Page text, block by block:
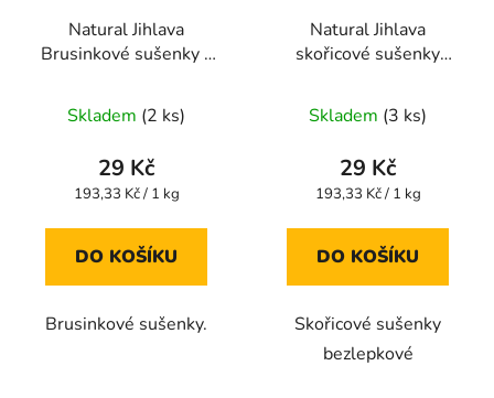
Natural Jihlava
Brusinkové sušenky s
150g
hodnocení
produktu
je
z
Skladem (2 ks)
29 Kč
Měrná
193,33 Kč / 1 kg
DO KOŠÍKU
Brusinkové sušenky.
Natural Jihlava
skořicové sušenky
hodnocení
produktu
je
z
Skladem (3 ks)
29 Kč
Měrná
193,33 Kč / 1 kg
DO KOŠÍKU
Skořicové sušenky
bezlepkové